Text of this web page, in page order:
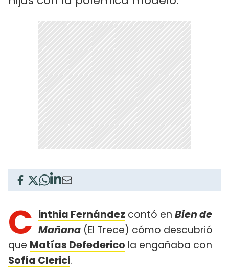
C inthia Fernández contó en Bien de
Mañana (El Trece) cómo descubrió
que Matías Defederico la engañaba con
Sofía Clerici.